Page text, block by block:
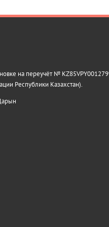
на переучёт №
Республики Казахстан).